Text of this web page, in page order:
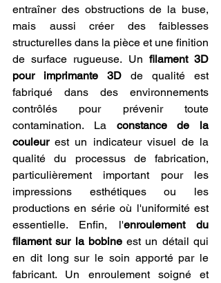
entraîner des obstructions de la buse,
mais aussi créer des faiblesses
structurelles dans la pièce et une finition
de surface rugueuse. Un filament 3D
pour imprimante 3D de qualité est
fabriqué dans des environnements
contrôlés pour prévenir toute
contamination. La constance de la
couleur est un indicateur visuel de la
qualité du processus de fabrication,
particulièrement important pour les
impressions esthétiques ou les
productions en série où l'uniformité est
essentielle. Enfin, l'enroulement du
filament sur la bobine est un détail qui
en dit long sur le soin apporté par le
fabricant. Un enroulement soigné et